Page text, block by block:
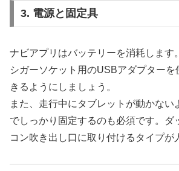
3. 電源と固定具
ナビアプリはバッテリーを消耗します。
シガーソケット用のUSBアダプターを
きるようにしましょう。
また、走行中にタブレットが動かない
でしっかり固定するのも必須です。ダ
コン吹き出し口に取り付けるタイプが